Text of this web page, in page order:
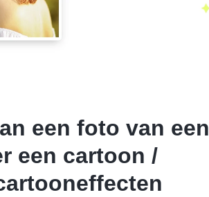
een foto van een
een cartoon /